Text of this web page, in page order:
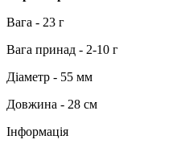
Вага - 23 г
Вага принад - 2-10 г
Діаметр - 55 мм
Довжина - 28 см
Інформація